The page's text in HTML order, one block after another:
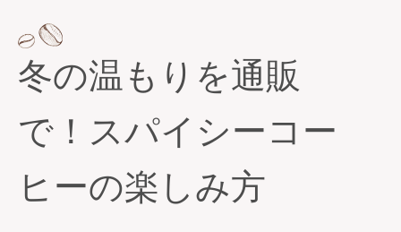
冬の温もりを通販
で！スパイシーコー
ヒーの楽しみ方